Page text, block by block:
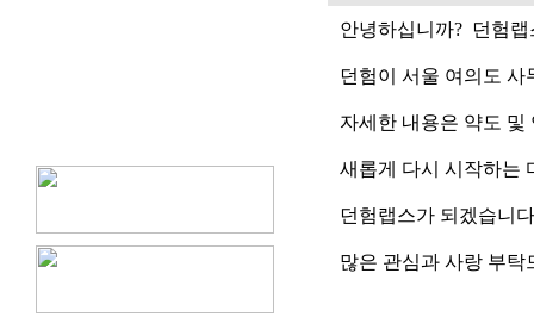
안녕하십니까? 던험랩
던험이 서울 여의도
자세한 내용은 약도 및
새롭게 다시 시작하는
던험랩스가 되겠습니
많은 관심과 사랑 부탁